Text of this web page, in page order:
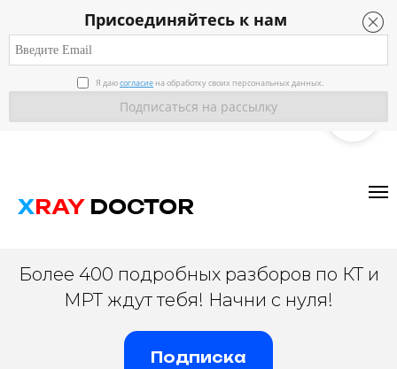
Присоединяйтесь к нам
Я даюсогласие на обработку своих персональных данных.
XRAY DOCTOR
Более 400 подробных разборов по КТ и
МРТ ждут тебя! Начни с нуля!
Подписка